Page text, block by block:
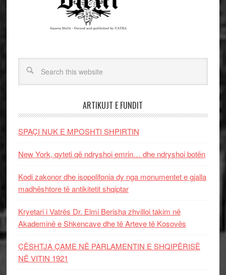
ARTIKUJT E FUNDIT
SPAÇI NUK E MPOSHTI SHPIRTIN
New York, qyteti që ndryshoi emrin… dhe ndryshoi botën
Kodi zakonor dhe isopolifonia dy nga monumentet e gjalla
madhështore të antikitetit shqiptar
Kryetari i Vatrës Dr. Elmi Berisha zhvilloi takim në
Akademinë e Shkencave dhe të Arteve të Kosovës
ÇËSHTJA ÇAME NË PARLAMENTIN E SHQIPËRISË
NË VITIN 1921